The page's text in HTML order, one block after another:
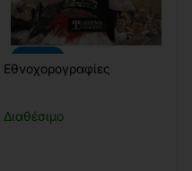
Διαθέσιμο
Εθνοχορογραφίες